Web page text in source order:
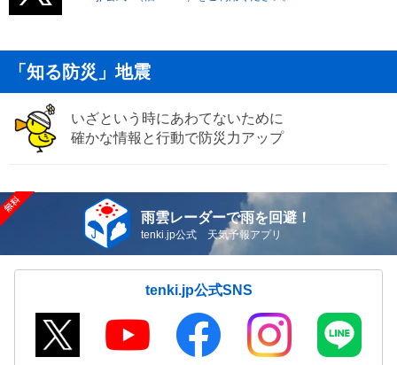
「知る防災」地震
いざという時にあわてないために
確かな情報と行動で防災力アップ
雨雲レーダーで雨を回避！
tenki.jp公式 天気予報アプリ
tenki.jp公式SNS